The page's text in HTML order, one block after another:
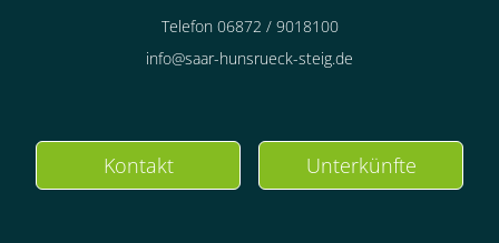
Telefon 06872 / 9018100
info@saar-hunsrueck-steig.de
Kontakt Unterkünfte